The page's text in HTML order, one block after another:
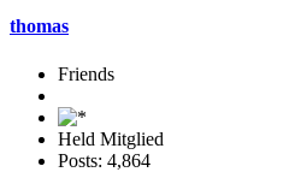
thomas
Friends
Held Mitglied
Posts: 4,864